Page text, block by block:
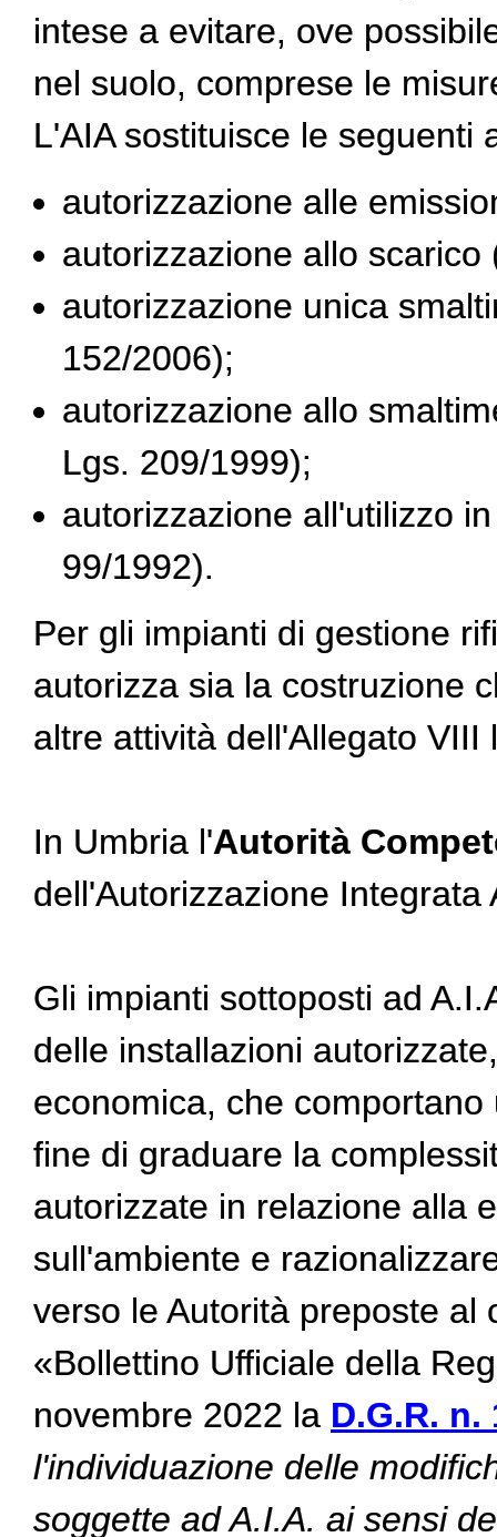
intese a evitare, ove
nel suolo, comprese le
L'AIA sostituisce le seguenti
autorizzazione alle
autorizzazione allo
autorizzazione unica
152/2006);
autorizzazione allo
Lgs. 209/1999);
autorizzazione all'utilizzo
99/1992).
Per gli impianti di gestione
autorizza sia la costruzione
altre attività dell'Allegato
In Umbria l'Autorità
dell'Autorizzazione
Gli impianti sottoposti ad
delle installazioni
economica, che
fine di graduare la
autorizzate in relazione alla
sull'ambiente e
verso le Autorità preposte al
«Bollettino Ufficiale della
novembre 2022 la D.G.R. n.
l'individuazione delle
soggette ad A.I.A. ai sensi